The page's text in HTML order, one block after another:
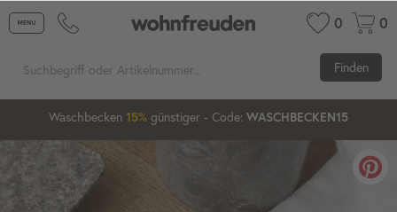
0 0
Finden
1 17 46 57
Waschbecken 15% günstiger - Code: WASCHBECKEN15
20%